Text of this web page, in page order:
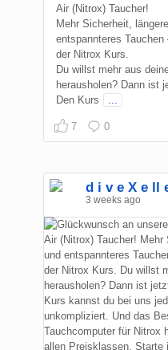
Air (Nitrox) Taucher!
Mehr Sicherheit,
entspannteres
der Nitrox Kurs.
Du willst mehr aus
herausholen? Dann ist
Den Kurs
...
7 0
d i v e X e ll
3 weeks ago